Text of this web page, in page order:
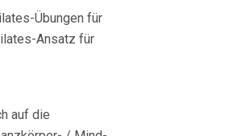
Übungen für
Ansatz für
auf die